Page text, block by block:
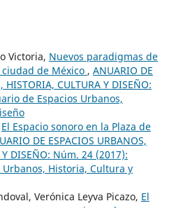
Victoria, Nuevos paradigmas de
de México , ANUARIO DE
HISTORIA, CULTURA Y DISEÑO:
de Espacios Urbanos,
El Espacio sonoro en la Plaza de
DE ESPACIOS URBANOS,
Y DISEÑO: Núm. 24 (2017):
Historia, Cultura y
Verónica Leyva Picazo, El